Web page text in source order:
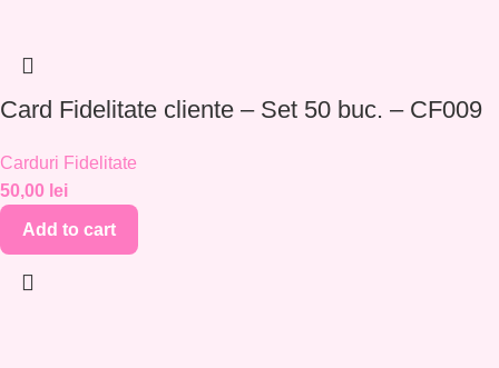
Card Fidelitate cliente – Set 50 buc. – CF009
Carduri Fidelitate
50,00 lei
Add to cart